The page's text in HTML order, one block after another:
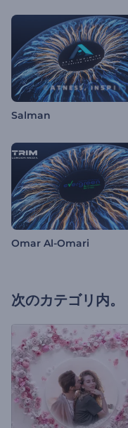
Salman
Omar Al-Omari
次のカテゴリ内。